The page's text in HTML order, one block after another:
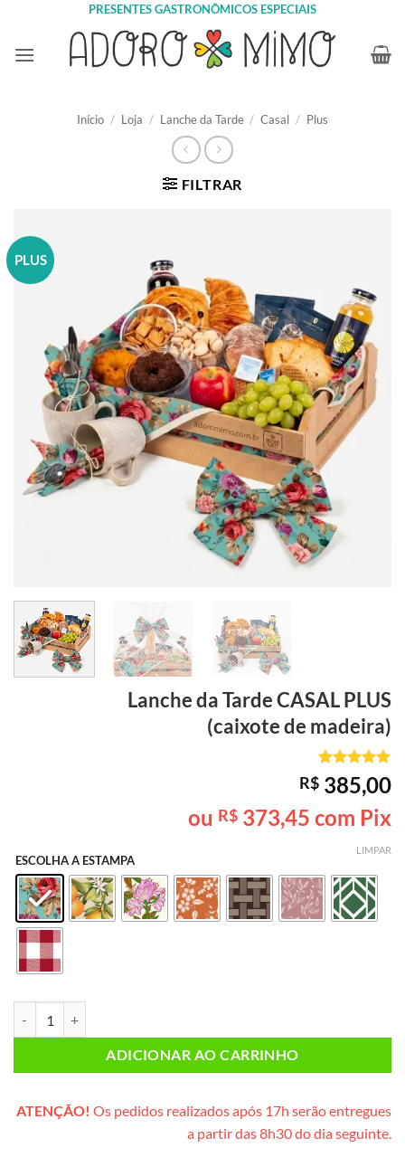
content
PRESENTES GASTRONÔMICOS ESPECIAIS
Início / Loja / Lanche da Tarde / Casal / Plus
FILTRAR
PLUS
Lanche da TardeCASAL PLUS
(caixote de madeira)
Avaliado
como5de
5, com
baseado em
1
de cliente
R$ 385,00
ou R$ 373,45 com Pix
ESCOLHA A ESTAMPA
LIMPAR
ADICIONAR AO CARRINHO
ATENÇÃO! Os pedidos realizados após 17h serão entregues
a partir das 8h30 do dia seguinte.